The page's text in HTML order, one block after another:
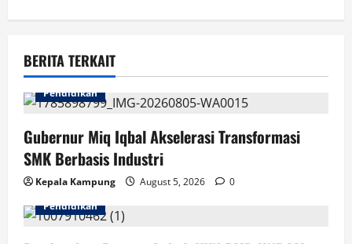
v
i
g
a
t
BERITA TERKAIT
Pendidikan
Gubernur Miq Iqbal Akselerasi Transformasi
SMK Berbasis Industri
Kepala Kampung August 5, 2026
0
Pendidikan